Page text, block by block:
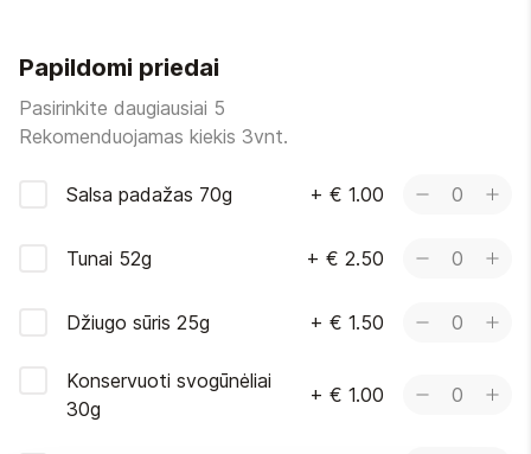
Papildomi priedai
Pasirinkite daugiausiai 5
Rekomenduojamas kiekis 3vnt.
Salsa padažas 70g + € 1.00 0
Tunai 52g + € 2.50 0
Džiugo sūris 25g + € 1.50 0
Konservuoti svogūnėliai
30g
+ € 1.00 0